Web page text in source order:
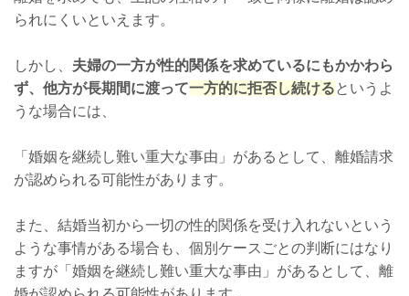
られにくいといえます。
しかし、 夫婦の一方が性的関係を求めているにもかかわら
ず、他方が長期間に渡って一方的に拒否し続けるというよ
うな場合には、
「婚姻を継続し難い重大な事由」があるとして、離婚請求
が認められる可能性があります。
また、結婚当初から一切の性的関係を受け入れないという
ような事情がある場合も、個別ケースごとの判断にはなり
ますが「婚姻を継続し難い重大な事由」があるとして、離